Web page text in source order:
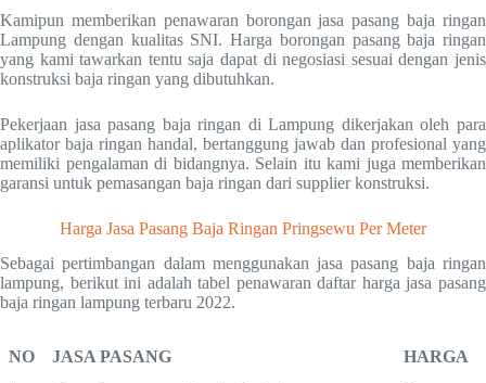
Kamipun memberikan penawaran borongan jasa pasang baja ringan
Lampung dengan kualitas SNI. Harga borongan pasang baja ringan
yang kami tawarkan tentu saja dapat di negosiasi sesuai dengan jenis
konstruksi baja ringan yang dibutuhkan.
Pekerjaan jasa pasang baja ringan di Lampung dikerjakan oleh para
aplikator baja ringan handal, bertanggung jawab dan profesional yang
memiliki pengalaman di bidangnya. Selain itu kami juga memberikan
garansi untuk pemasangan baja ringan dari supplier konstruksi.
Harga Jasa Pasang Baja Ringan Pringsewu Per Meter
Sebagai pertimbangan dalam menggunakan jasa pasang baja ringan
lampung, berikut ini adalah tabel penawaran daftar harga jasa pasang
baja ringan lampung terbaru 2022.
NO JASA PASANG
HARGA